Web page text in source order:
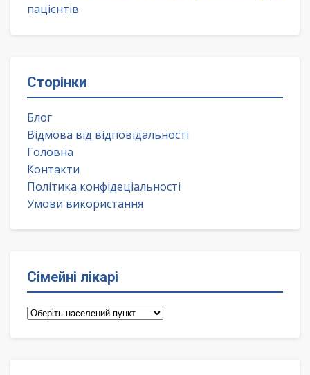
пацієнтів
Сторінки
Блог
Відмова від відповідальності
Головна
Контакти
Політика конфідеціальності
Умови використання
Сімейні лікарі
Сімейні